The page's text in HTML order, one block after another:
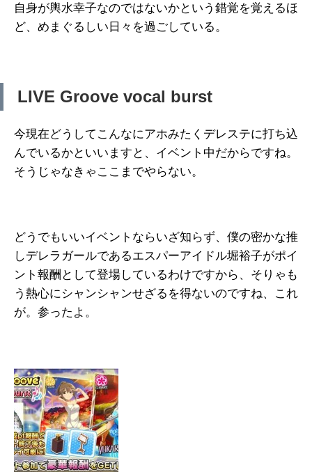
自身が輿水幸子なのではないかという錯覚を覚えるほ
ど、めまぐるしい日々を過ごしている。
LIVE Groove vocal burst
今現在どうしてこんなにアホみたくデレステに打ち込
んでいるかといいますと、イベント中だからですね。
そうじゃなきゃここまでやらない。
どうでもいいイベントならいざ知らず、僕の密かな推
しデレラガールであるエスパーアイドル堀裕子がポイ
ント報酬として登場しているわけですから、そりゃも
う熱心にシャンシャンせざるを得ないのですね、これ
が。参ったよ。